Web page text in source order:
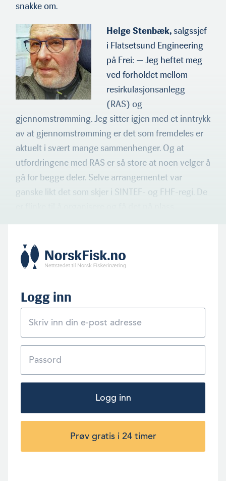
snakke om.
Helge Stenbæk,salgssjef
i Flatsetsund Engineering
på Frei: — Jeg heftet meg
ved forholdet mellom
resirkulasjonsanlegg
(RAS) og
gjennomstrømming. Jeg sitter igjen med et inntrykk
av at gjen­nomstrømming er det som fremdeles er
aktuelt i svært mange sam­menhenger. Og at
utfordringene med RAS er så store at noen velger å
gå for begge deler. Selve arrangementet var
ganske likt det som skjer i SINTEF- og FHF-regi. De
Logg inn
Logg inn
Prøv gratis i 24 timer